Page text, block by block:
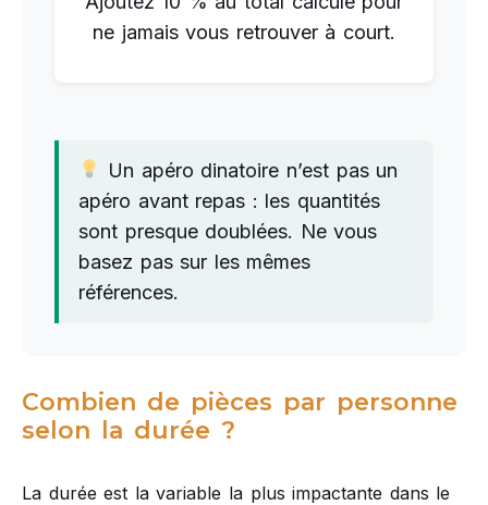
ne jamais vous retrouver à court.
Un apéro dinatoire n’est pas un
apéro avant repas : les quantités
sont presque doublées. Ne vous
basez pas sur les mêmes
références.
Combien de pièces par personne
selon la durée ?
La durée est la variable la plus impactante dans le